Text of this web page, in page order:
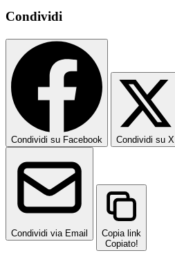
Condividi
Condividi su Facebook Condividi su X
Condividi via Email
Copia link
Copiato!